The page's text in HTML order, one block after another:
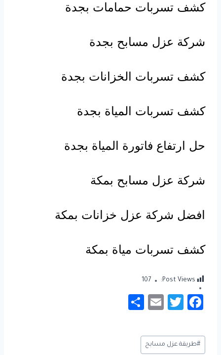
كشف تسربات حمامات بجدة
شركة عزل مسابح بجدة
كشف تسربات الخزانات بجدة
كشف تسربات المياة بجدة
حل ارتفاع فاتورة المياة بجدة
شركة عزل مسابح بمكة
افضل شركة عزل خزانات بمكة
كشف تسربات مياة بمكة
Post Views:
107
Fa
e
b
T
tt
er
E
ail
وسوم
المقال:
#طريقة عزل مسابح